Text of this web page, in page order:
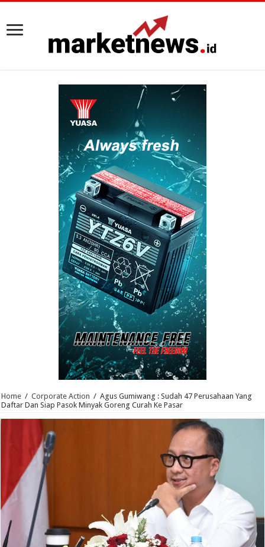
Home / Corporate Action / Agus Gumiwang : Sudah 47 Perusahaan Yang
Daftar Dan Siap Pasok Minyak Goreng Curah Ke Pasar